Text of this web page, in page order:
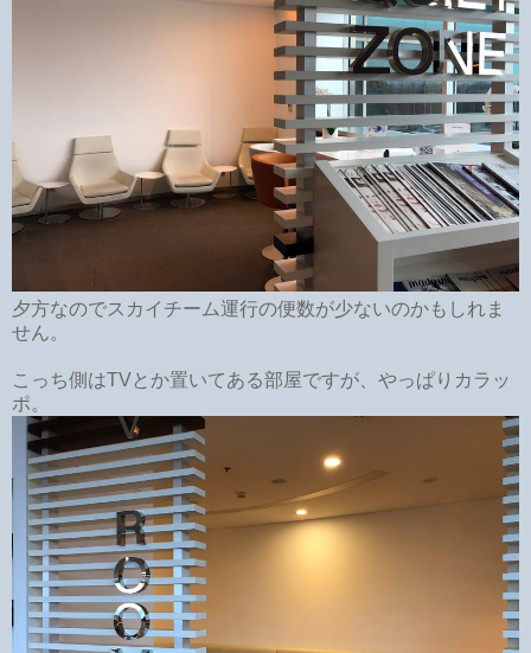
夕方なのでスカイチーム運行の便数が少ないのかもしれま
せん。
こっち側はTVとか置いてある部屋ですが、やっぱりカラッ
ポ。